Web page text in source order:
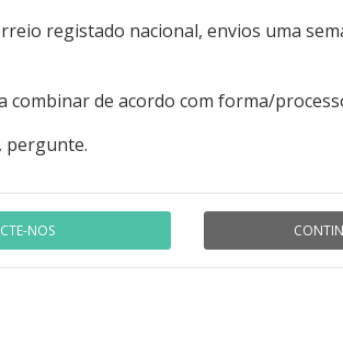
registado nacional, envios uma
combinar de acordo com forma/
pergunte.
NOS